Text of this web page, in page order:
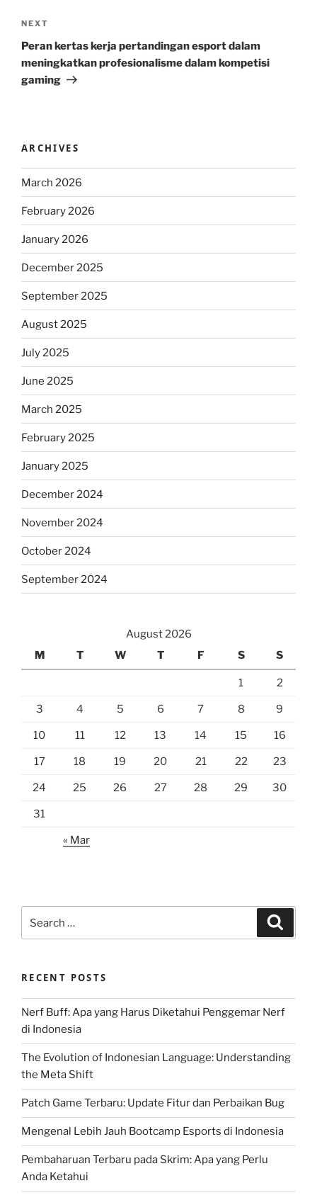
Next
Post
NEXT
Peran kertas kerja pertandingan esport dalam
meningkatkan profesionalisme dalam kompetisi
gaming
ARCHIVES
March 2026
February 2026
January 2026
December 2025
September 2025
August 2025
July 2025
June 2025
March 2025
February 2025
January 2025
December 2024
November 2024
October 2024
September 2024
August 2026
M
T W T F S S
1 2
3 4 5 6 7 8 9
10 11 12 13 14 15 16
17 18 19 20 21 22 23
24 25 26 27 28 29 30
31
« Mar
for:
RECENT POSTS
Nerf Buff: Apa yang Harus Diketahui Penggemar Nerf
di Indonesia
The Evolution of Indonesian Language: Understanding
the Meta Shift
Patch Game Terbaru: Update Fitur dan Perbaikan Bug
Mengenal Lebih Jauh Bootcamp Esports di Indonesia
Pembaharuan Terbaru pada Skrim: Apa yang Perlu
Anda Ketahui